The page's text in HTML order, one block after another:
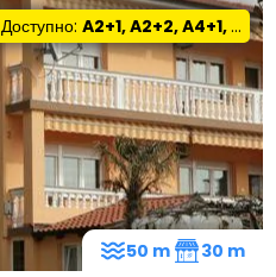
11
Доступно:A2+1, A2+2, A4+1, A2+0
50 m 30 m